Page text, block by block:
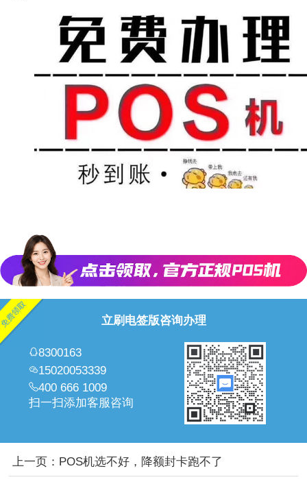
立刷电签版咨询办理
8300163
15020053339
400 666 1009
扫一扫添加客服咨询
上一页： POS机选不好，降额封卡跑不了